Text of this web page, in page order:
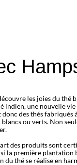
les joies du
une nouvelle
des thés
ou verts. Non
des produits sont
la première
thé se réalise en